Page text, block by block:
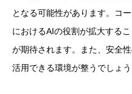
となる可能性があります。コ
におけるAIの役割が拡大する
が期待されます。また、安全
活用できる環境が整うでしょう